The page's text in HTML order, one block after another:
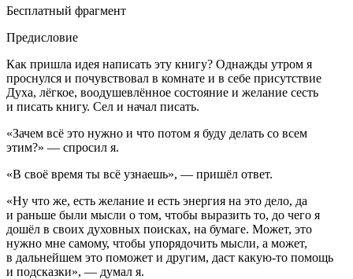
Бесплатный фрагмент
Предисловие
Как пришла идея написать эту книгу? Однажды утром я
проснулся и почувствовал в комнате и в себе присутствие
Духа, лёгкое, воодушевлённое состояние и желание сесть
и писать книгу. Сел и начал писать.
«Зачем всё это нужно и что потом я буду делать со всем
этим?» — спросил я.
«В своё время ты всё узнаешь», — пришёл ответ.
«Ну что же, есть желание и есть энергия на это дело, да
и раньше были мысли о том, чтобы выразить то, до чего я
дошёл в своих духовных поисках, на бумаге. Может, это
нужно мне самому, чтобы упорядочить мысли, а может,
в дальнейшем это поможет и другим, даст какую-то помощь
и подсказки», — думал я.